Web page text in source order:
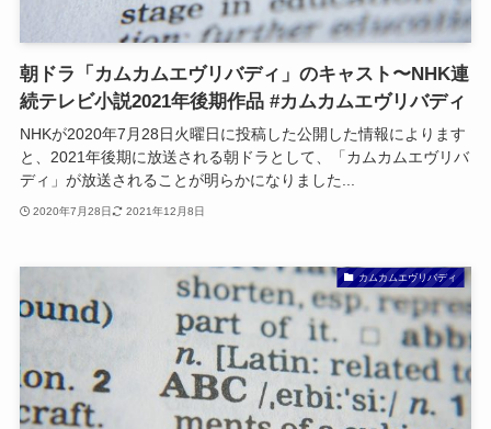
朝ドラ「カムカムエヴリバディ」のキャスト〜NHK連
続テレビ小説2021年後期作品 #カムカムエヴリバディ
NHKが2020年7月28日火曜日に投稿した公開した情報によります
と、2021年後期に放送される朝ドラとして、「カムカムエヴリバ
ディ」が放送されることが明らかになりました...
2020年7月28日 2021年12月8日
カムカムエヴリバディ